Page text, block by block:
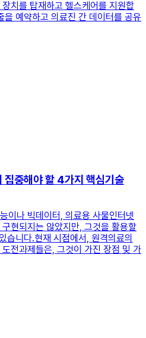
치를 탑재하고 헬스케어를 지원합
을 예약하고 의료진 간 데이터를 공유
집중해야 할 4가지 핵심기술
이나 빅데이터, 의료용 사물인터넷
현되지는 않았지만, 그것을 활용할
습니다.​현재 시점에서, 원격의료의
전과제들은, 그것이 가진 장점 및 가